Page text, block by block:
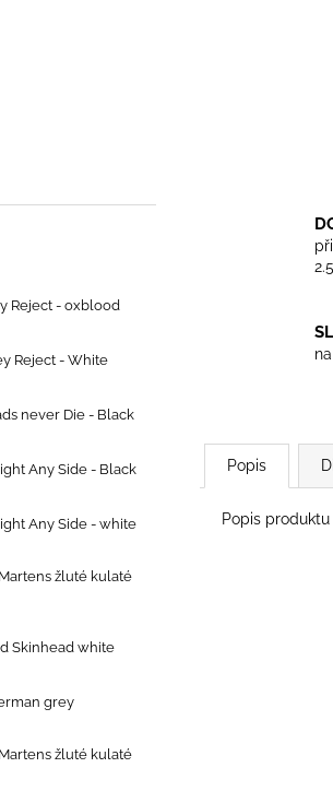
Reject - oxblood
Reject - White
never Die - Black
Any Side - Black
Any Side - white
žluté kulaté
Skinhead white
grey
žluté kulaté
Popis
Popis
- OXBLOOD